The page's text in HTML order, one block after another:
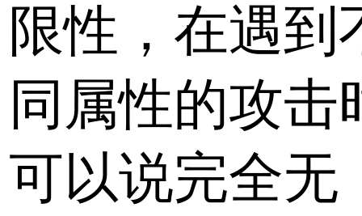
限性，在遇到
同属性的攻击
可以说完全无